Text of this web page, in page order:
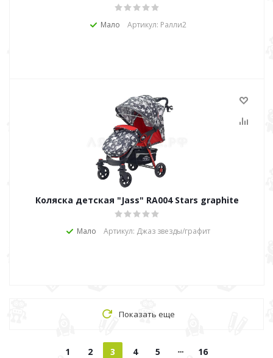
Мало Артикул: Ралли2
Коляска детская "Jass" RA004 Stars graphite
Мало Артикул: Джаз звезды/графит
Показать еще
1 2 3 4 5 16